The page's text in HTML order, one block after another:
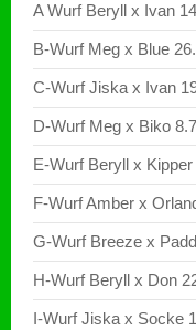
A Wurf Beryll x Ivan
B-Wurf Meg x Blue
C-Wurf Jiska x Ivan
D-Wurf Meg x Biko
E-Wurf Beryll x
F-Wurf Amber x
G-Wurf Breeze x
H-Wurf Beryll x Don
I-Wurf Jiska x Socke